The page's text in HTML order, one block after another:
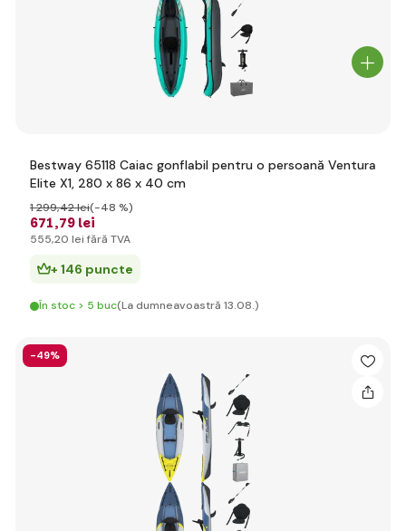
Bestway 65118 Caiac gonflabil pentru o persoană Ventura
Elite X1, 280 x 86 x 40 cm
671,79 lei
1 299,42 lei(-48 %)
555,20 lei fără TVA
+ 146 puncte
În stoc > 5 buc(La dumneavoastră 13.08.)
-49%